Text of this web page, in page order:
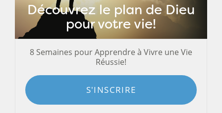
Découvrez le plan de Dieu
pour votre vie!
8 Semaines pour Apprendre à Vivre une Vie
Réussie!
S'INSCRIRE